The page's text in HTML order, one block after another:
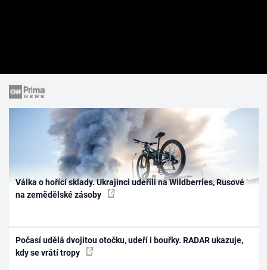
Válka o hořící sklady. Ukrajinci udeřili na Wildberries, Rusové
na zemědělské zásoby
Počasí udělá dvojitou otočku, udeří i bouřky. RADAR ukazuje,
kdy se vrátí tropy